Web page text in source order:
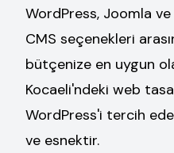
WordPress, Joomla
CMS seçenekleri
bütçenize en uygun
Kocaeli'ndeki web
WordPress'i tercih
ve esnektir.